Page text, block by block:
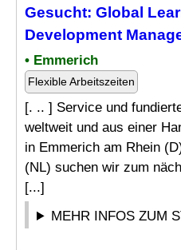
Gesucht: Global
Development
• Emmerich
Flexible Arbeitszeiten
[. .. ] Service und
weltweit und aus einer
in Emmerich am Rhein
(NL) suchen wir zum
[...]
MEHR INFOS ZUM